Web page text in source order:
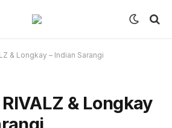
& Longkay – Indian Sarangi
& Longkay